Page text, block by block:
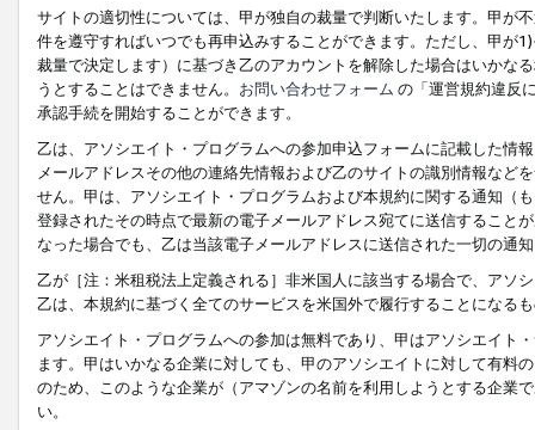
サイトの適切性については、甲が独自の裁量で判断いたします。甲が
件を遵守すればいつでも再申込みすることができます。ただし、甲が
裁量で決定します）に基づき乙のアカウントを解除した場合はいかな
うとすることはできません。 お問い合わせフォーム の「運営規約違反
承認手続を開始することができます。
乙は、アソシエイト・プログラムへの参加申込フォームに記載した情
メールアドレスその他の連絡先情報および乙のサイトの識別情報など
せん。甲は、アソシエイト・プログラムおよび本規約に関する通知（
登録されたその時点で最新の電子メールアドレス宛てに送信すること
なった場合でも、乙は当該電子メールアドレスに送信された一切の通
乙が［注：米租税法上定義される］非米国人に該当する場合で、アソ
乙は、本規約に基づく全てのサービスを米国外で履行することになる
アソシエイト・プログラムへの参加は無料であり、甲はアソシエイト
ます。甲はいかなる企業に対しても、甲のアソシエイトに対して有料
のため、このような企業が（アマゾンの名前を利用しようとする企業
い。